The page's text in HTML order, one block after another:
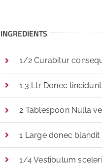
INGREDIENTS
1/2 Curabitur
1.3 Ltr Donec
2 Tablespoon Nulla
1 Large donec
1/4 Vestibulum